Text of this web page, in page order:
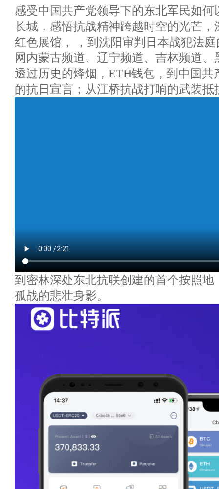
感受中国共产党领导下的东北军民如
长城，感悟抗战精神跨越时空的光芒，
红色展馆， ，到沈阳审判日本战犯法
网内蒙古频道、辽宁频道、吉林频道
透过历史的烽烟，ETH钱包，到中国共
的抗日宣言；从江桥抗战打响的武装抵
到密林深处东北抗联创建的首个按照地
孤战的悲壮身影。